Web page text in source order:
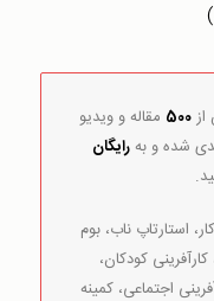
از500 مقاله و ویدیو
شده و بهرایگان
استارتاپ ناب، بوم
کودکان،
اجتماعی، کمینه